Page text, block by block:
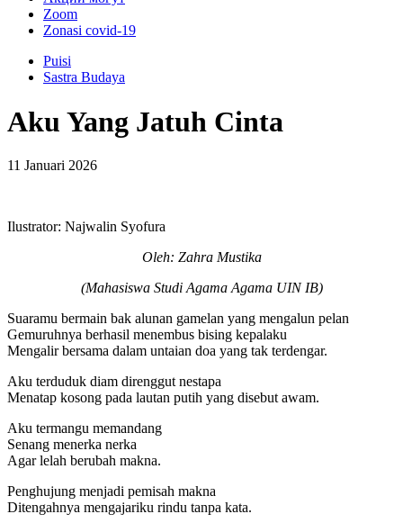
Zoom
Zonasi covid-19
Puisi
Sastra Budaya
Aku Yang Jatuh Cinta
11 Januari 2026
Ilustrator: Najwalin Syofura
Oleh: Zahra Mustika
(Mahasiswa Studi Agama Agama UIN IB)
Suaramu bermain bak alunan gamelan yang mengalun pelan
Gemuruhnya berhasil menembus bising kepalaku
Mengalir bersama dalam untaian doa yang tak terdengar.
Aku terduduk diam direnggut nestapa
Menatap kosong pada lautan putih yang disebut awam.
Aku termangu memandang
Senang menerka nerka
Agar lelah berubah makna.
Penghujung menjadi pemisah makna
Ditengahnya mengajariku rindu tanpa kata.